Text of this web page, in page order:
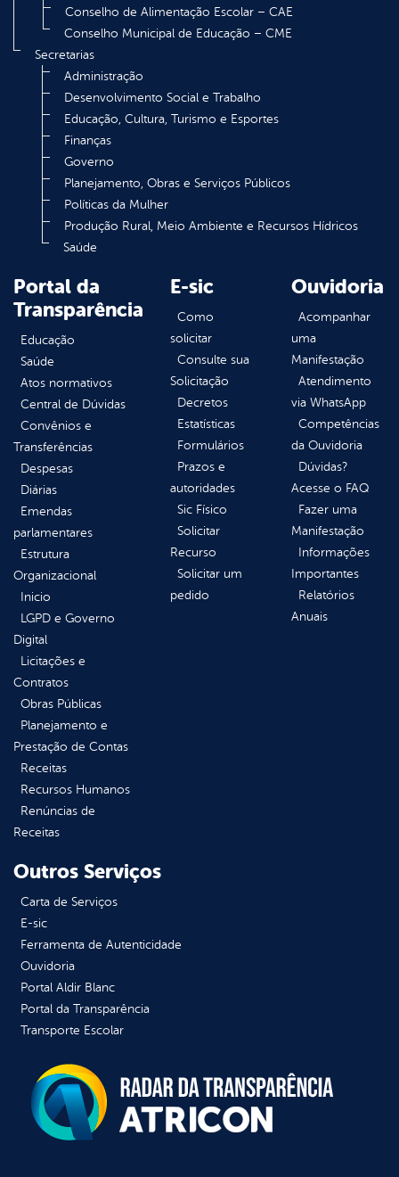
Conselho de Alimentação Escolar – CAE
Conselho Municipal de Educação – CME
Secretarias
Administração
Desenvolvimento Social e Trabalho
Educação, Cultura, Turismo e Esportes
Finanças
Governo
Planejamento, Obras e Serviços Públicos
Políticas da Mulher
Produção Rural, Meio Ambiente e Recursos Hídricos
Saúde
Portal da
Transparência
Educação
Saúde
Atos normativos
Central de Dúvidas
Convênios e
Transferências
Despesas
Diárias
Emendas
parlamentares
Estrutura
Organizacional
Inicio
LGPD e Governo
Digital
Licitações e
Contratos
Obras Públicas
Planejamento e
Prestação de Contas
Receitas
Recursos Humanos
Renúncias de
Receitas
E-sic
Como
solicitar
Consulte sua
Solicitação
Decretos
Estatísticas
Formulários
Prazos e
autoridades
Sic Físico
Solicitar
Recurso
Solicitar um
pedido
Ouvidoria
Acompanhar
uma
Manifestação
Atendimento
via WhatsApp
Competências
da Ouvidoria
Dúvidas?
Acesse o FAQ
Fazer uma
Manifestação
Informações
Importantes
Relatórios
Anuais
Outros Serviços
Carta de Serviços
E-sic
Ferramenta de Autenticidade
Ouvidoria
Portal Aldir Blanc
Portal da Transparência
Transporte Escolar